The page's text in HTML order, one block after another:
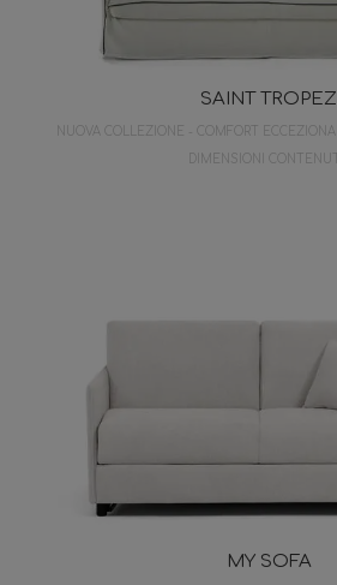
SAINT TROPEZ
NUOVA COLLEZIONE - COMFORT
MY SOFA